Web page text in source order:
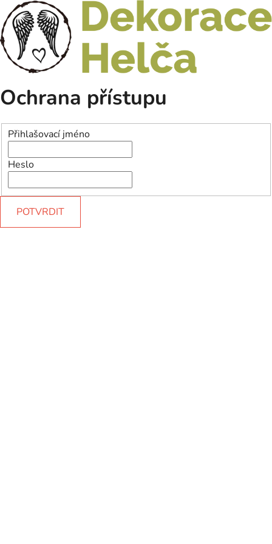
Ochrana přístupu
Přihlašovací jméno
Heslo
POTVRDIT